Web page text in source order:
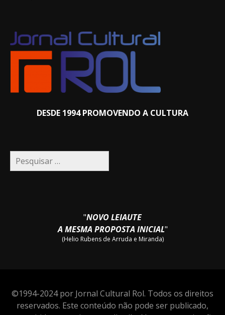
DESDE 1994 PROMOVENDO A CULTURA
Pesquisar
por:
"NOVO LEIAUTE
A MESMA PROPOSTA INICIAL"
(Helio Rubens de Arruda e Miranda)
©1994-2024 por Jornal Cultural Rol. Todos os direitos
reservados. Este conteúdo não pode ser publicado,